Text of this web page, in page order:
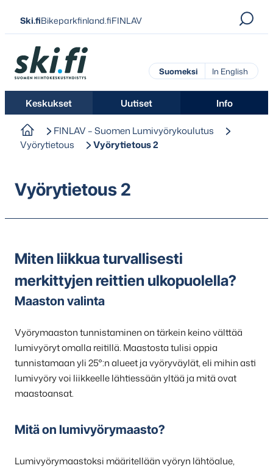
Siirry
suoraan
sisältöön
Ski.fiBikeparkfinland.fiFINLAV
Ski.fi
Suomeksi In English
Keskukset Uutiset Info
FINLAV – Suomen Lumivyörykoulutus
Vyörytietous
Vyörytietous 2
Vyörytietous 2
Miten liikkua turvallisesti
merkittyjen reittien ulkopuolella?
Maaston valinta
Vyörymaaston tunnistaminen on tärkein keino välttää
lumivyöryt omalla reitillä. Maastosta tulisi oppia
tunnistamaan yli 25°:n alueet ja vyöryväylät, eli mihin asti
lumivyöry voi liikkeelle lähtiessään yltää ja mitä ovat
maastoansat.
Mitä on lumivyörymaasto?
Lumivyörymaastoksi määritellään vyöryn lähtöalue,